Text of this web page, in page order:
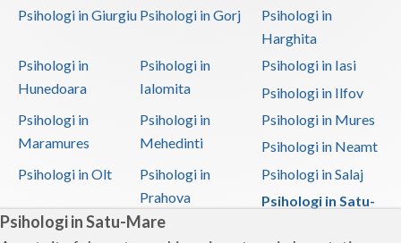
Psihologi in Satu-Mare
Psihologi in Giurgiu Psihologi in Gorj
Psihologi in
Harghita
Psihologi in
Hunedoara
Psihologi in
Ialomita
Psihologi in Iasi
Psihologi in Ilfov
Psihologi in
Maramures
Psihologi in
Mehedinti
Psihologi in Mures
Psihologi in Neamt
Psihologi in Olt
Psihologi in
Prahova
Psihologi in Salaj
Psihologi in Satu-